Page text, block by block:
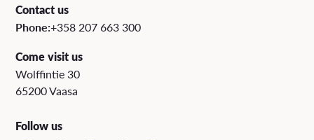
Contact us
Phone:+358 207 663 300
Come visit us
Wolffintie 30
65200 Vaasa
Follow us